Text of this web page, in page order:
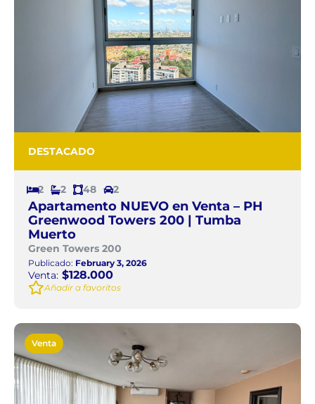
DESTACADO
2 2 48 2
Apartamento NUEVO en Venta – PH
Greenwood Towers 200 | Tumba
Muerto
Green Towers 200
Publicado: February 3, 2026
Venta: $128.000
Añadir a favoritos
Venta